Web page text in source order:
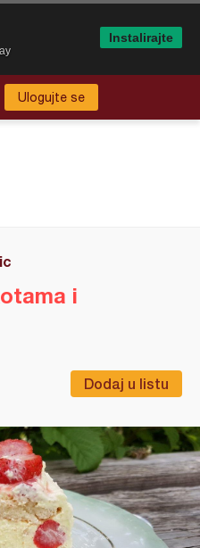
Ulogujte se
Dodaj u listu
i
Instalirajte